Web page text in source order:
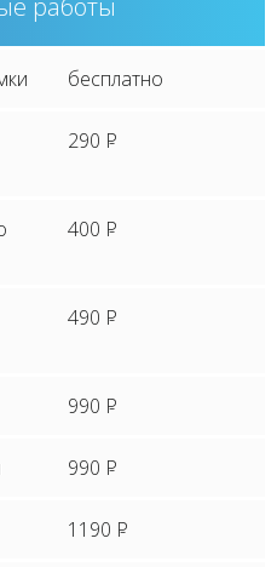
бесплатно
290 P
400 P
490 P
990 P
990 P
1190 P